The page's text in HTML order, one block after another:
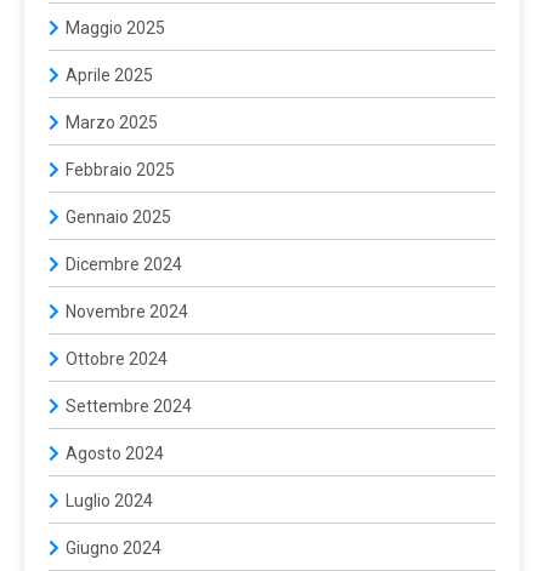
Maggio 2025
Aprile 2025
Marzo 2025
Febbraio 2025
Gennaio 2025
Dicembre 2024
Novembre 2024
Ottobre 2024
Settembre 2024
Agosto 2024
Luglio 2024
Giugno 2024